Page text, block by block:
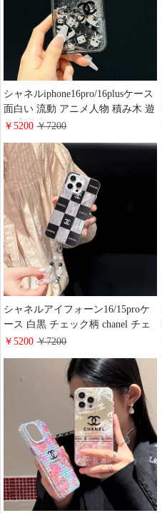
シャネルiphone16pro/16plusケース
面白い 流動 アニメ人物 積み木 遊
び 高校生chanel iphoen15/15promax
い シャネル風 iphone14/13proスマ
ホケース防水防塵 画面保護
￥5200￥7200
シャネルアイフォーン16/15proケ
ース 白黒 チェック柄 chanel チェ
ーンiphone15 pro maxカバー レー
iphone 14 13 12 レデイーススマホ
ケースファッション
￥5200￥7200